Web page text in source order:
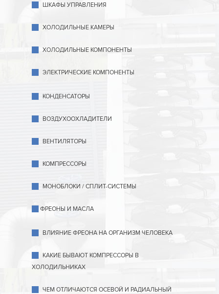
ШКАФЫ УПРАВЛЕНИЯ
ХОЛОДИЛЬНЫЕ КАМЕРЫ
ХОЛОДИЛЬНЫЕ КОМПОНЕНТЫ
ЭЛЕКТРИЧЕСКИЕ КОМПОНЕНТЫ
КОНДЕНСАТОРЫ
ВОЗДУХООХЛАДИТЕЛИ
ВЕНТИЛЯТОРЫ
КОМПРЕССОРЫ
МОНОБЛОКИ / СПЛИТ-СИСТЕМЫ
ФРЕОНЫ И МАСЛА
ВЛИЯНИЕ ФРЕОНА НА ОРГАНИЗМ ЧЕЛОВЕКА
КАКИЕ БЫВАЮТ КОМПРЕССОРЫ В
ХОЛОДИЛЬНИКАХ
ЧЕМ ОТЛИЧАЮТСЯ ОСЕВОЙ И РАДИАЛЬНЫЙ